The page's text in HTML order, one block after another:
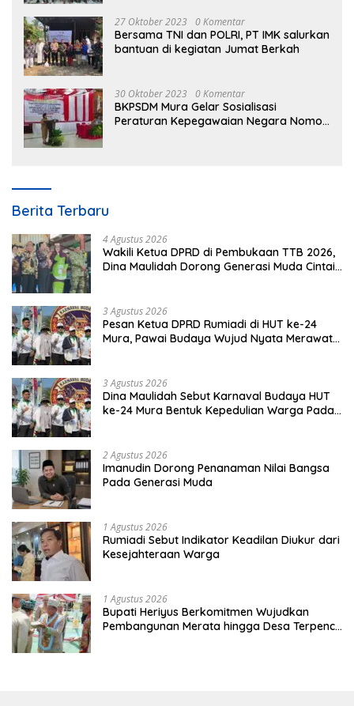
27 Oktober 2023 0 Komentar
Bersama TNI dan POLRI, PT IMK salurkan
bantuan di kegiatan Jumat Berkah
30 Oktober 2023 0 Komentar
BKPSDM Mura Gelar Sosialisasi
Peraturan Kepegawaian Negara Nomor
Berita Terbaru
4 Agustus 2026
Wakili Ketua DPRD di Pembukaan TTB 2026,
Dina Maulidah Dorong Generasi Muda Cintai
3 Agustus 2026
Pesan Ketua DPRD Rumiadi di HUT ke-24
Mura, Pawai Budaya Wujud Nyata Merawat
3 Agustus 2026
Dina Maulidah Sebut Karnaval Budaya HUT
ke-24 Mura Bentuk Kepedulian Warga Pada
2 Agustus 2026
Imanudin Dorong Penanaman Nilai Bangsa
Pada Generasi Muda
1 Agustus 2026
Rumiadi Sebut Indikator Keadilan Diukur dari
Kesejahteraan Warga
1 Agustus 2026
Bupati Heriyus Berkomitmen Wujudkan
Pembangunan Merata hingga Desa Terpencil